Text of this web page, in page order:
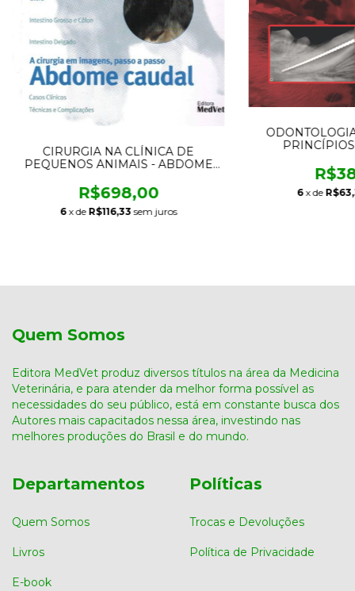
CIRURGIA NA CLÍNICA DE
PEQUENOS ANIMAIS - ABDOME
R$698,00
6 x de R$116,33 sem juros
6 x de
Quem Somos
Editora MedVet produz diversos títulos na área da Medicina
Veterinária, e para atender da melhor forma possível as
necessidades do seu público, está em constante busca dos
Autores mais capacitados nessa área, investindo nas
melhores produções do Brasil e do mundo.
Departamentos
Quem Somos
Livros
E-book
Políticas
Trocas e Devoluções
Política de Privacidade